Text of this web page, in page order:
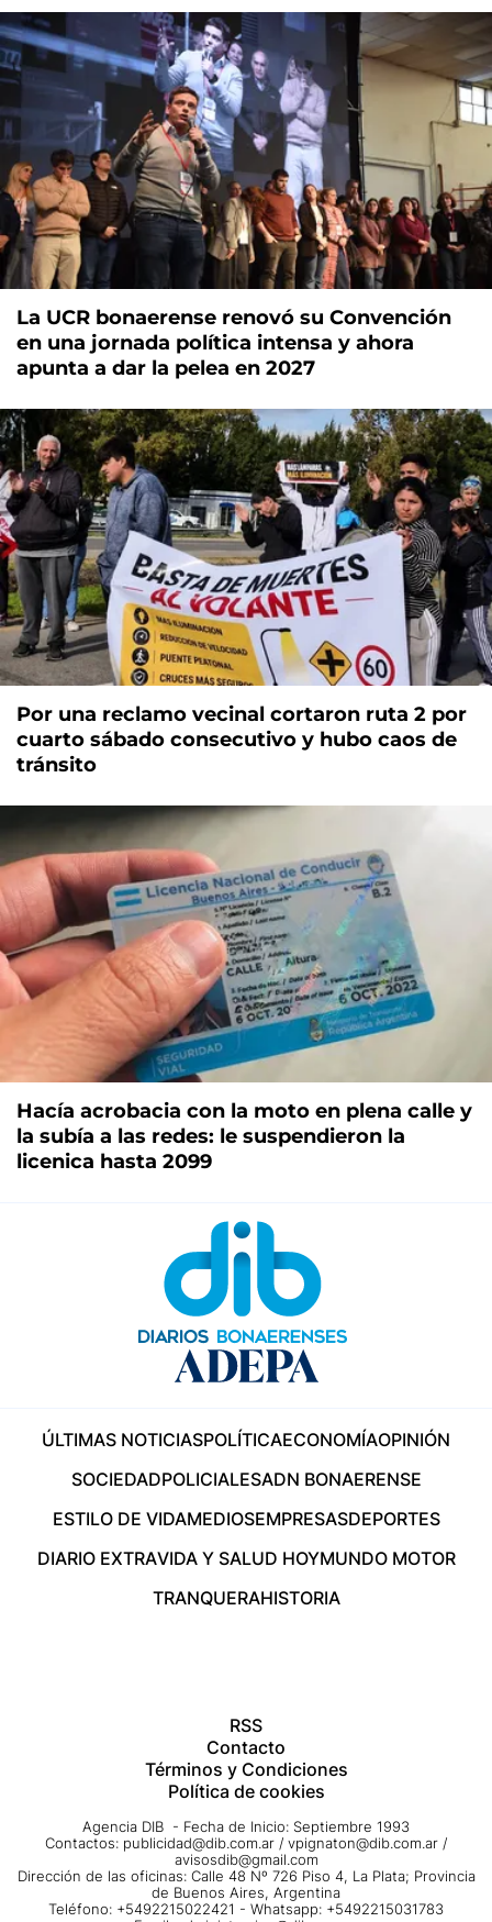
La UCR bonaerense renovó su Convención
en una jornada política intensa y ahora
apunta a dar la pelea en 2027
Por una reclamo vecinal cortaron ruta 2 por
cuarto sábado consecutivo y hubo caos de
tránsito
Hacía acrobacia con la moto en plena calle y
la subía a las redes: le suspendieron la
licenica hasta 2099
ÚLTIMAS NOTICIASPOLÍTICAECONOMÍAOPINIÓN
SOCIEDADPOLICIALESADN BONAERENSE
ESTILO DE VIDAMEDIOSEMPRESASDEPORTES
DIARIO EXTRAVIDA Y SALUD HOYMUNDO MOTOR
TRANQUERAHISTORIA
RSS
Contacto
Términos y Condiciones
Política de cookies
Agencia DIB - Fecha de Inicio: Septiembre 1993
Contactos: publicidad@dib.com.ar / vpignaton@dib.com.ar /
avisosdib@gmail.com
Dirección de las oficinas: Calle 48 Nº 726 Piso 4, La Plata; Provincia
de Buenos Aires, Argentina
Teléfono: +5492215022421 - Whatsapp: +5492215031783